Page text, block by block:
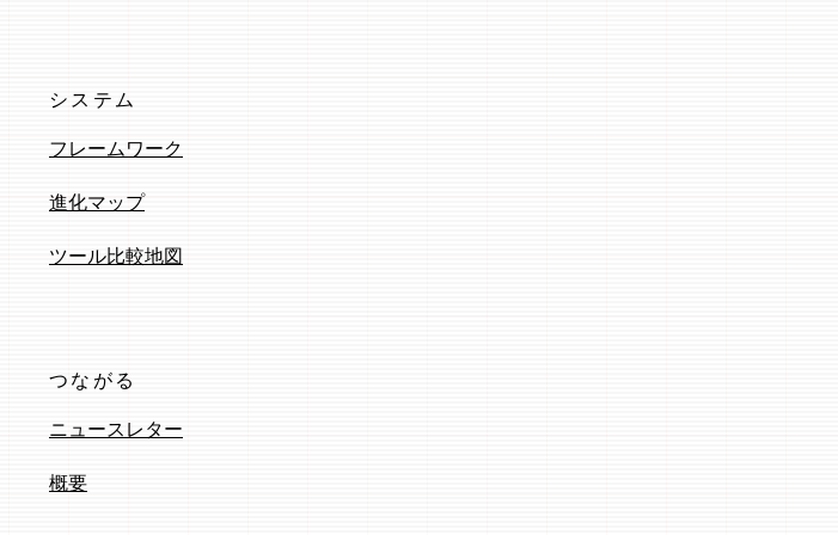
システム
フレームワーク
進化マップ
ツール比較地図
つながる
ニュースレター
概要